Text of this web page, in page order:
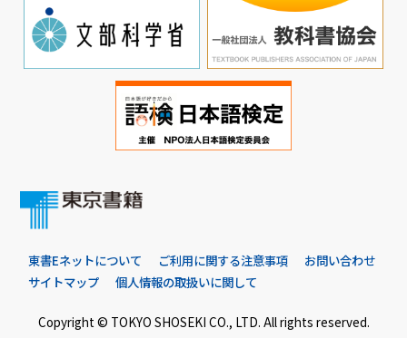
東書Eネットについて ご利用に関する注意事項
お問い合わせ
サイトマップ
個人情報の取扱いに関して
Copyright © TOKYO SHOSEKI CO., LTD. All rights reserved.